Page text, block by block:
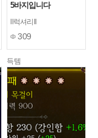
5바지입니다
ll럭셔리ll
309
득템